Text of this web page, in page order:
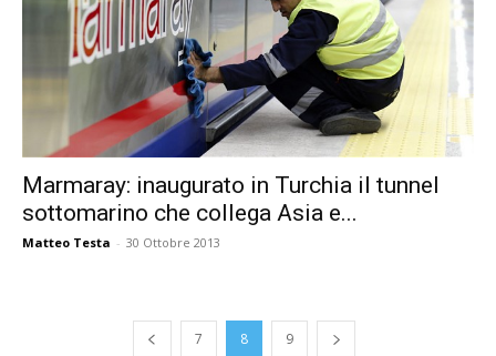
Marmaray: inaugurato in Turchia il tunnel
sottomarino che collega Asia e...
Matteo Testa - 30 Ottobre 2013
7 8 9